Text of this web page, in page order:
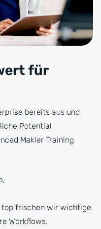
für
bereits aus und
Potential
Makler Training
top frischen wir wichtige
Workflows.